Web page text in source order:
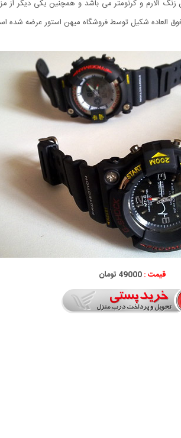
العاده شکیل توسط فروشگاه میهن استور عرضه شده
قیمت :49000 تومان